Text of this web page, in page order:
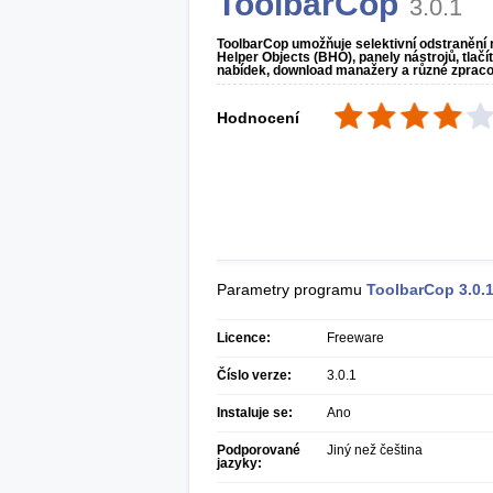
3.0.1
ToolbarCop umožňuje selektivní
Helper Objects (BHO), panely nástrojů,
nabídek, download manažery a různé
Hodnocení
Parametry programu ToolbarCop 3.0.1
Licence: Freeware
Číslo verze: 3.0.1
Instaluje se: Ano
Podporované
jazyky:
Jiný než čeština